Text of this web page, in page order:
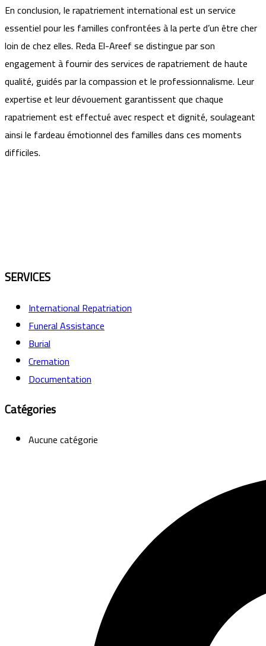
En conclusion, le rapatriement international est un service
essentiel pour les familles confrontées à la perte d’un être cher
loin de chez elles. Reda El-Areef se distingue par son
engagement à fournir des services de rapatriement de haute
qualité, guidés par la compassion et le professionnalisme. Leur
expertise et leur dévouement garantissent que chaque
rapatriement est effectué avec respect et dignité, soulageant
ainsi le fardeau émotionnel des familles dans ces moments
difficiles.
SERVICES
International Repatriation
Funeral Assistance
Burial
Cremation
Documentation
Catégories
Aucune catégorie